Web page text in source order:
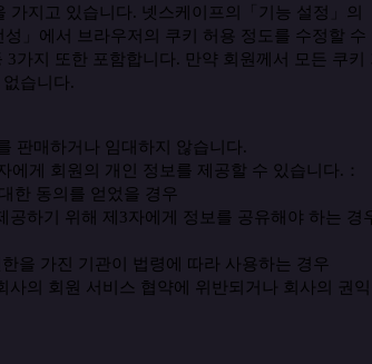
가지고 있습니다 . 넷스케이프의 「 기능 설정 의
성 에서 브라우저의 쿠키 허용 정도를 수정할 수
3가지 또한 포함합니다 . 만약 회원께서 모든 쿠키
없습니다 .
판매하거나 임대하지 않습니다 .
에게 회원의 개인 정보를 제공할 수 있습니다 . ：
대한 동의를 얻었을 경우
공하기 위해 제 3자에게 정보를 공유해야 하는 경
을 가진 기관이 법령에 따라 사용하는 경우
사의 회원 서비스 협약에 위반되거나 회사의 권